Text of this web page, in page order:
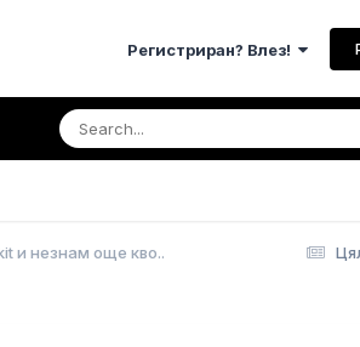
Регистриран? Влез!
и незнам още кво..